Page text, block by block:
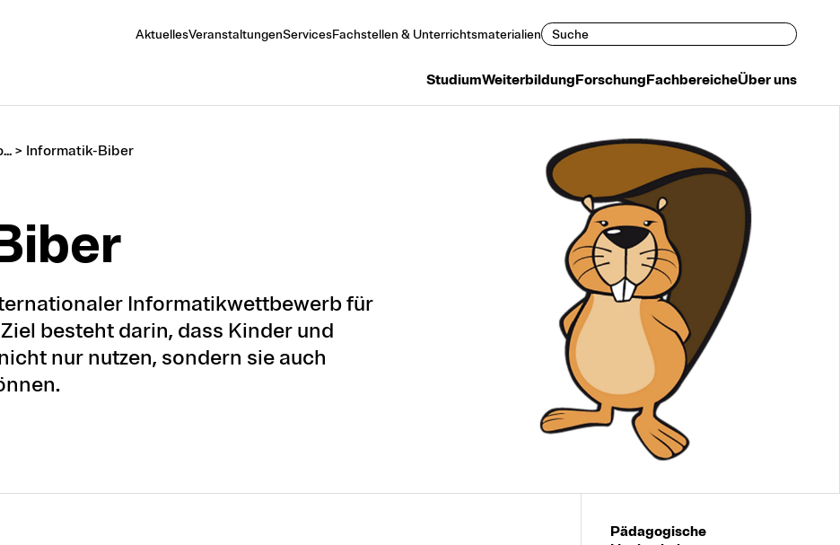
StudiumWeiterbildungForschungFachbereicheÜber uns
AktuellesVeranstaltungenServicesFachstellen & Unterrichtsmaterialien Suchen
> Informatik-Biber
Informatikwettbewerb für
besteht darin, dass Kinder und
nur nutzen, sondern sie auch
Pädagogische